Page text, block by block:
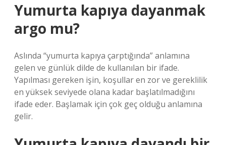
Yumurta kapıya dayanmak
argo mu?
Aslında “yumurta kapıya çarptığında” anlamına
gelen ve günlük dilde de kullanılan bir ifade.
Yapılması gereken işin, koşullar en zor ve gereklilik
en yüksek seviyede olana kadar başlatılmadığını
ifade eder. Başlamak için çok geç olduğu anlamına
gelir.